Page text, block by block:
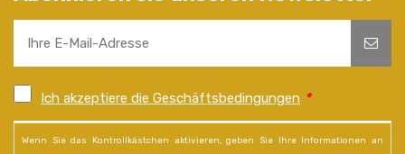
Ich akzeptiere die Geschäftsbedingungen *
Wenn Sie das Kontrollkästchen aktivieren, geben Sie Ihre Informationen an